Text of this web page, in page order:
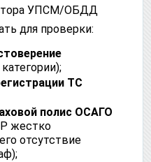
УПСМ/ОБДД
для проверки:
ТС
полис ОСАГО
жестко
отсутствие